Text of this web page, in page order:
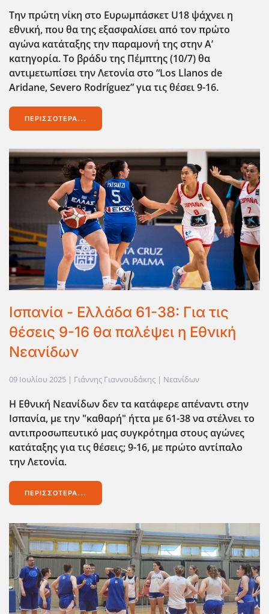
Την πρώτη νίκη στο Ευρωμπάσκετ U18 ψάχνει η
εθνική, που θα της εξασφαλίσει από τον πρώτο
αγώνα κατάταξης την παραμονή της στην Α’
κατηγορία. Το βράδυ της Πέμπτης (10/7) θα
αντιμετωπίσει την Λετονία στο “Los Llanos de
Aridane, Severo Rodríguez” για τις θέσει 9-16.
ΠΕΡΙΣΣΌΤΕΡΑ...
Ισπανία - Ελλάδα 61-38: Για τις
θέσεις 9-16 θα παλέψει η Εθνική
Νεανίδων
09 Ιουλίου 2025 | Γιάννης Γιαννουδάκης | Νεανίδων
Η Εθνική Νεανίδων δεν τα κατάφερε απέναντι στην
Ισπανία, με την "καθαρή" ήττα με 61-38 να στέλνει το
αντιπροσωπευτικό μας συγκρότημα στους αγώνες
κατάταξης για τις θέσεις; 9-16, με πρώτο αντίπαλο
την Λετονία.
ΠΕΡΙΣΣΌΤΕΡΑ...